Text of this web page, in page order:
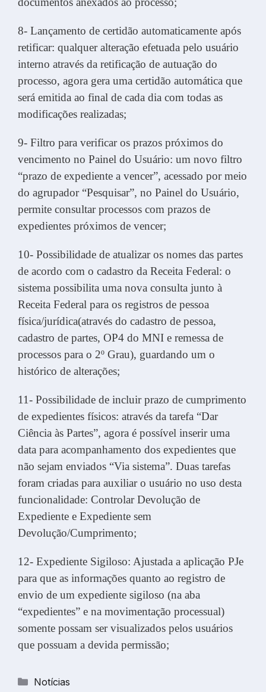
8- Lançamento de certidão automaticamente após
retificar: qualquer alteração efetuada pelo usuário
interno através da retificação de autuação do
processo, agora gera uma certidão automática que
será emitida ao final de cada dia com todas as
modificações realizadas;
9- Filtro para verificar os prazos próximos do
vencimento no Painel do Usuário: um novo filtro
“prazo de expediente a vencer”, acessado por meio
do agrupador “Pesquisar”, no Painel do Usuário,
permite consultar processos com prazos de
expedientes próximos de vencer;
10- Possibilidade de atualizar os nomes das partes
de acordo com o cadastro da Receita Federal: o
sistema possibilita uma nova consulta junto à
Receita Federal para os registros de pessoa
física/jurídica(através do cadastro de pessoa,
cadastro de partes, OP4 do MNI e remessa de
processos para o 2º Grau), guardando um o
histórico de alterações;
11- Possibilidade de incluir prazo de cumprimento
de expedientes físicos: através da tarefa “Dar
Ciência às Partes”, agora é possível inserir uma
data para acompanhamento dos expedientes que
não sejam enviados “Via sistema”. Duas tarefas
foram criadas para auxiliar o usuário no uso desta
funcionalidade: Controlar Devolução de
Expediente e Expediente sem
Devolução/Cumprimento;
12- Expediente Sigiloso: Ajustada a aplicação PJe
para que as informações quanto ao registro de
envio de um expediente sigiloso (na aba
“expedientes” e na movimentação processual)
somente possam ser visualizados pelos usuários
que possuam a devida permissão;
Categorias
Notícias